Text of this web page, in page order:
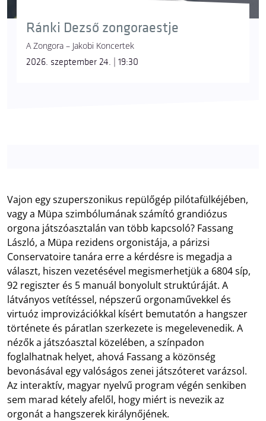
Ránki Dezső zongoraestje
A Zongora – Jakobi Koncertek
2026. szeptember 24. | 19:30
Vajon egy szuperszonikus repülőgép pilótafülkéjében,
vagy a Müpa szimbólumának számító grandiózus
orgona játszóasztalán van több kapcsoló? Fassang
László, a Müpa rezidens orgonistája, a párizsi
Conservatoire tanára erre a kérdésre is megadja a
választ, hiszen vezetésével megismerhetjük a 6804 síp,
92 regiszter és 5 manuál bonyolult struktúráját. A
látványos vetítéssel, népszerű orgonaművekkel és
virtuóz improvizációkkal kísért bemutatón a hangszer
története és páratlan szerkezete is megelevenedik. A
nézők a játszóasztal közelében, a színpadon
foglalhatnak helyet, ahová Fassang a közönség
bevonásával egy valóságos zenei játszóteret varázsol.
Az interaktív, magyar nyelvű program végén senkiben
sem marad kétely afelől, hogy miért is nevezik az
orgonát a hangszerek királynőjének.